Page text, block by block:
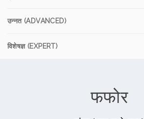
उन्नत (ADVANCED)
विशेषज्ञ (EXPERT)
फफोर